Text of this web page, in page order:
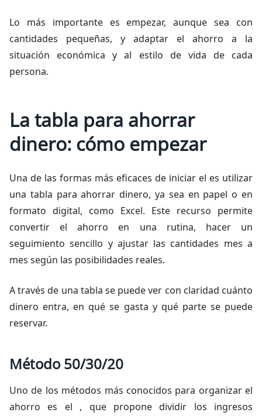
Lo más importante es empezar, aunque sea con
cantidades pequeñas, y adaptar el ahorro a la
situación económica y al estilo de vida de cada
persona.
La tabla para ahorrar
dinero: cómo empezar
Una de las formas más eficaces de iniciar el es utilizar
una tabla para ahorrar dinero, ya sea en papel o en
formato digital, como Excel. Este recurso permite
convertir el ahorro en una rutina, hacer un
seguimiento sencillo y ajustar las cantidades mes a
mes según las posibilidades reales.
A través de una tabla se puede ver con claridad cuánto
dinero entra, en qué se gasta y qué parte se puede
reservar.
Método 50/30/20
Uno de los métodos más conocidos para organizar el
ahorro es el , que propone dividir los ingresos